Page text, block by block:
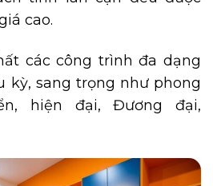
cao.
các công trình đa dạng
kỳ, sang trọng như phong
hiện đại, Đương đại,